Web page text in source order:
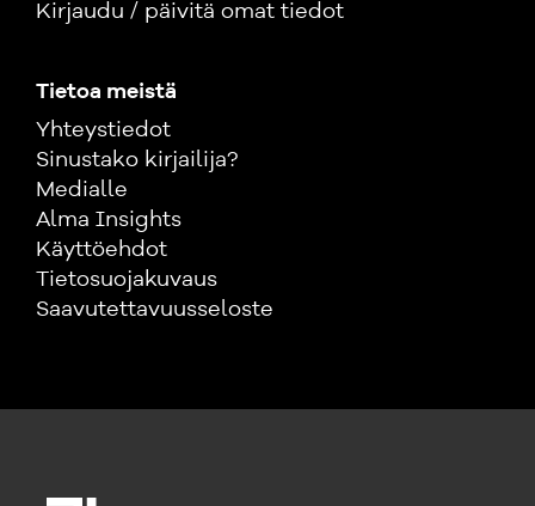
Kirjaudu / päivitä omat tiedot
Tietoa meistä
Yhteystiedot
Sinustako kirjailija?
Medialle
Alma Insights
Käyttöehdot
Tietosuojakuvaus
Saavutettavuusseloste